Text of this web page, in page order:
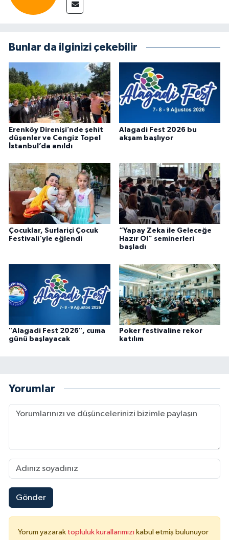
Bunlar da ilginizi çekebilir
Erenköy Direnişi’nde şehit
düşenler ve Cengiz Topel
İstanbul’da anıldı
Alagadi Fest 2026 bu
akşam başlıyor
Çocuklar, Surlariçi Çocuk
Festivali'yle eğlendi
“Yapay Zeka ile Geleceğe
Hazır Ol” seminerleri
başladı
"Alagadi Fest 2026", cuma
günü başlayacak
Poker festivaline rekor
katılım
Yorumlar
Gönder
Yorum yazarak topluluk kurallarımızı kabul etmiş bulunuyor